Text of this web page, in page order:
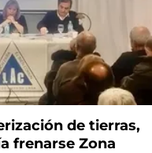
de tierras,
frenarse Zona